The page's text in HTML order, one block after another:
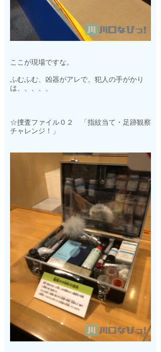
ここが現場ですな。
ふむふむ、凶器がアレで、犯人の手がかり
は、、、、、
☆捜査ファイル０２ 「指紋当て・足跡観察
チャレンジ！」